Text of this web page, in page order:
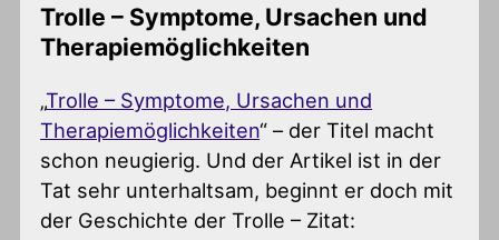
Trolle – Symptome, Ursachen und
Therapiemöglichkeiten
„Trolle – Symptome, Ursachen und
Therapiemöglichkeiten“ – der Titel macht
schon neugierig. Und der Artikel ist in der
Tat sehr unterhaltsam, beginnt er doch mit
der Geschichte der Trolle – Zitat: